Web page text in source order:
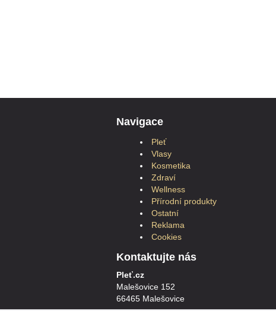
Navigace
Pleť
Vlasy
Kosmetika
Zdraví
Wellness
Přírodní produkty
Ostatní
Reklama
Cookies
Kontaktujte nás
Pleť.cz
Malešovice 152
66465 Malešovice